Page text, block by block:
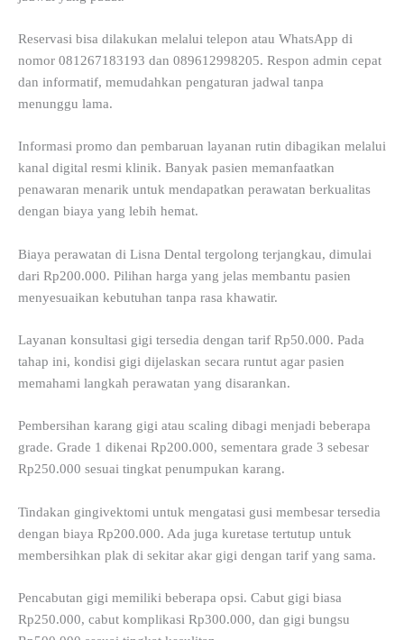
Reservasi bisa dilakukan melalui telepon atau WhatsApp di
nomor 081267183193 dan 089612998205. Respon admin cepat
dan informatif, memudahkan pengaturan jadwal tanpa
menunggu lama.
Informasi promo dan pembaruan layanan rutin dibagikan melalui
kanal digital resmi klinik. Banyak pasien memanfaatkan
penawaran menarik untuk mendapatkan perawatan berkualitas
dengan biaya yang lebih hemat.
Biaya perawatan di Lisna Dental tergolong terjangkau, dimulai
dari Rp200.000. Pilihan harga yang jelas membantu pasien
menyesuaikan kebutuhan tanpa rasa khawatir.
Layanan konsultasi gigi tersedia dengan tarif Rp50.000. Pada
tahap ini, kondisi gigi dijelaskan secara runtut agar pasien
memahami langkah perawatan yang disarankan.
Pembersihan karang gigi atau scaling dibagi menjadi beberapa
grade. Grade 1 dikenai Rp200.000, sementara grade 3 sebesar
Rp250.000 sesuai tingkat penumpukan karang.
Tindakan gingivektomi untuk mengatasi gusi membesar tersedia
dengan biaya Rp200.000. Ada juga kuretase tertutup untuk
membersihkan plak di sekitar akar gigi dengan tarif yang sama.
Pencabutan gigi memiliki beberapa opsi. Cabut gigi biasa
Rp250.000, cabut komplikasi Rp300.000, dan gigi bungsu